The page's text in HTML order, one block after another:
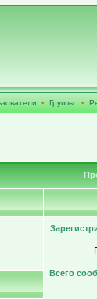
• Группы •
Всего